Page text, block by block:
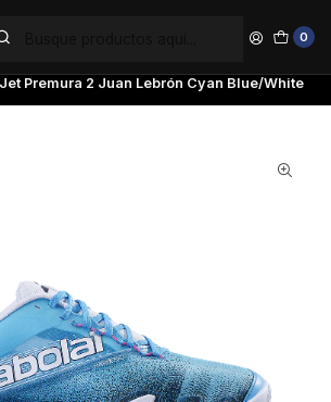
0
Premura 2 Juan Lebrón Cyan Blue/White